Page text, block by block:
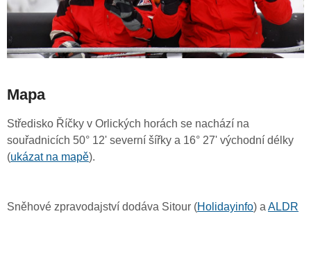
Mapa
Středisko Říčky v Orlických horách se nachází na
souřadnicích 50° 12' severní šířky a 16° 27' východní délky
(ukázat na mapě).
Sněhové zpravodajství dodáva Sitour (Holidayinfo) a ALDR